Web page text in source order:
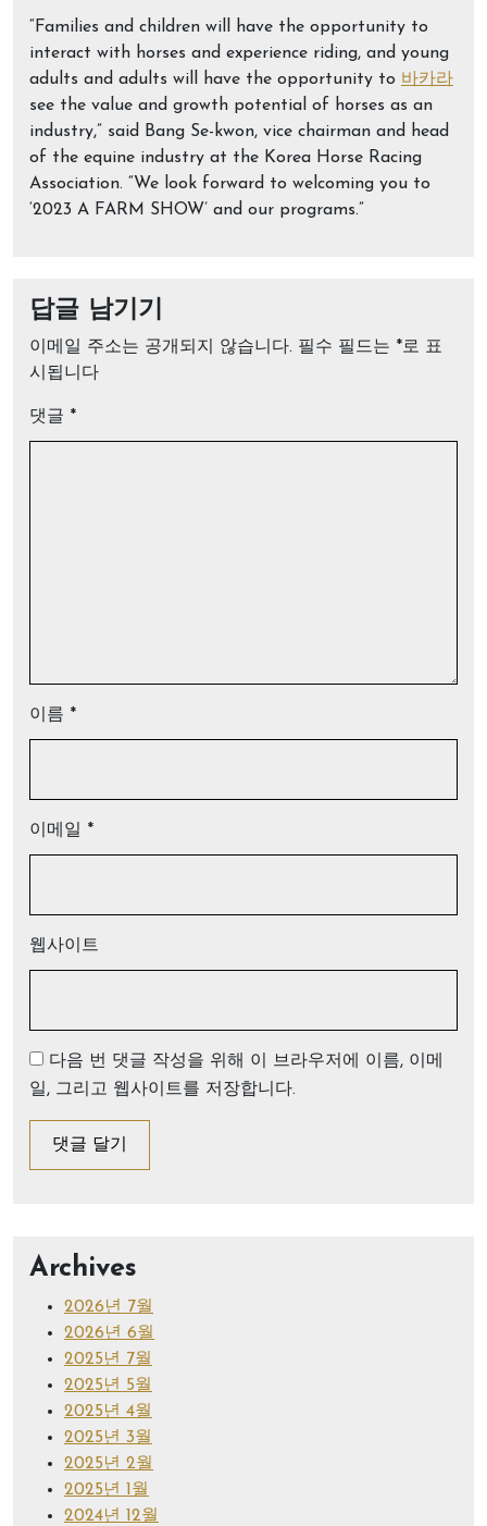
“Families and children will have the opportunity to
interact with horses and experience riding, and young
adults and adults will have the opportunity to 바카라
see the value and growth potential of horses as an
industry,” said Bang Se-kwon, vice chairman and head
of the equine industry at the Korea Horse Racing
Association. “We look forward to welcoming you to
‘2023 A FARM SHOW’ and our programs.”
답글 남기기
이메일 주소는 공개되지 않습니다. 필수 필드는 *로 표
시됩니다
댓글 *
이름 *
이메일 *
웹사이트
다음 번 댓글 작성을 위해 이 브라우저에 이름, 이메
일, 그리고 웹사이트를 저장합니다.
Archives
2026년 7월
2026년 6월
2025년 7월
2025년 5월
2025년 4월
2025년 3월
2025년 2월
2025년 1월
2024년 12월